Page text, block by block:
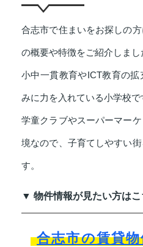
合志市で住まいをお探しの
の概要や特徴をご紹介しまし
小中一貫教育やICT教育の
みに力を入れている小学校で
学童クラブやスーパーマー
境なので、子育てしやすい
す。
▼ 物件情報が見たい方は
合志市の賃貸